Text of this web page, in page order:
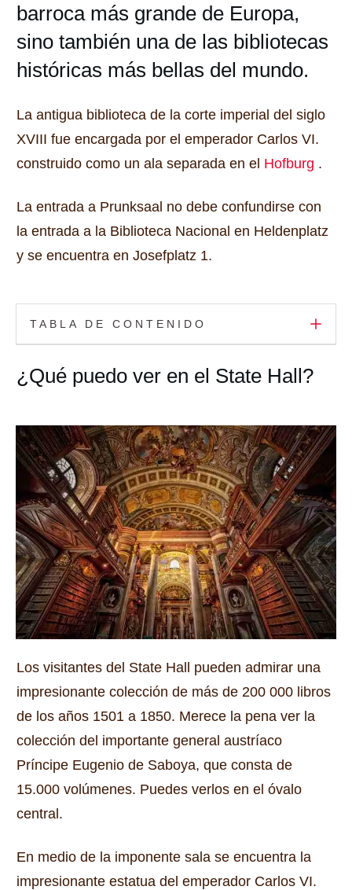
barroca más grande de Europa,
sino también una de las bibliotecas
históricas más bellas del mundo.
La antigua biblioteca de la corte imperial del siglo
XVIII fue encargada por el emperador Carlos VI.
construido como un ala separada en el Hofburg .
La entrada a Prunksaal no debe confundirse con
la entrada a la Biblioteca Nacional en Heldenplatz
y se encuentra en Josefplatz 1.
TABLA DE CONTENIDO
¿Qué puedo ver en el State Hall?
Los visitantes del State Hall pueden admirar una
impresionante colección de más de 200 000 libros
de los años 1501 a 1850. Merece la pena ver la
colección del importante general austríaco
Príncipe Eugenio de Saboya, que consta de
15.000 volúmenes. Puedes verlos en el óvalo
central.
En medio de la imponente sala se encuentra la
impresionante estatua del emperador Carlos VI.